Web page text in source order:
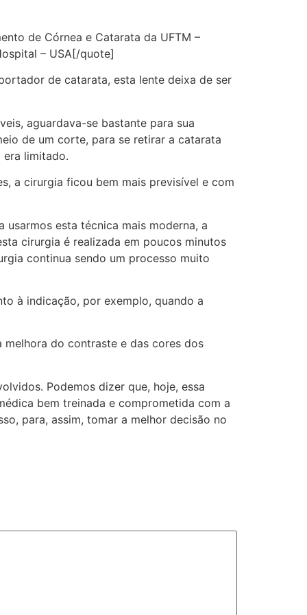
de Córnea e Catarata da UFTM –
– USA[/quote]
de catarata, esta lente deixa de ser
aguardava-se bastante para sua
de um corte, para se retirar a catarata
limitado.
a cirurgia ficou bem mais previsível e com
esta técnica mais moderna, a
cirurgia é realizada em poucos minutos
continua sendo um processo muito
à indicação, por exemplo, quando a
do contraste e das cores dos
Podemos dizer que, hoje, essa
bem treinada e comprometida com a
para, assim, tomar a melhor decisão no